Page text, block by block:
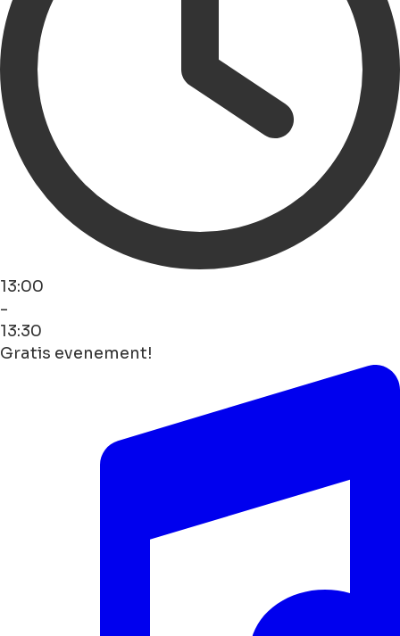
13:00
-
13:30
Gratis evenement!